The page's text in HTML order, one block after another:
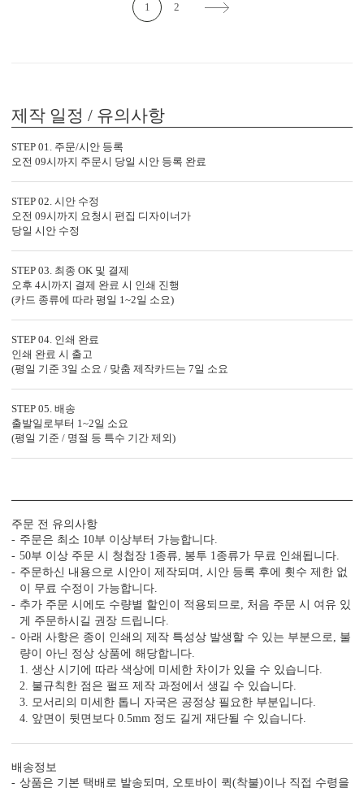
컬러 봉투
다양한 컬러 봉투가 준비되어 있습니다.
7가지, 퀄리티의 차이
가공 없는 엽서형, 2단 청첩장도 다 같은 퀄리티가 아닙니다.
청첩장은 화면만 보고 고르면 놓치는 부분이 많습니다.
주문 전에 아래 7가지는 꼭 확인해 보세요.
2. 400g과 350g의 고평량 용지
용지 두께는 청첩장의 첫인상과 품격을 결정합니다.
3. 1장씩 정밀 톰슨 재단
톰슨 재단이 한 장씩 이루어져야 상하좌우 여백이
고르게 맞습니다.
4. 무제한 전문가 수정 지원
청첩장은 처음이죠. 전문가의 도움을 받아 실수를
5. 예식장 약도 드로잉 무료 지원
1 2
제작 일정 / 유의사항
STEP 01. 주문/시안 등록
오전 09시까지 주문시 당일 시안 등록 완료
STEP 02. 시안 수정
오전 09시까지 요청시 편집 디자이너가
당일 시안 수정
STEP 03. 최종 OK 및 결제
오후 4시까지 결제 완료 시 인쇄 진행
(카드 종류에 따라 평일 1~2일 소요)
STEP 04. 인쇄 완료
인쇄 완료 시 출고
(평일 기준 3일 소요 / 맞춤 제작카드는 7일 소요
STEP 05. 배송
출발일로부터 1~2일 소요
(평일 기준 / 명절 등 특수 기간 제외)
주문 전 유의사항
주문은 최소 10부 이상부터 가능합니다.
50부 이상 주문 시 청첩장 1종류, 봉투 1종류가 무료 인쇄됩니다.
주문하신 내용으로 시안이 제작되며, 시안 등록 후에 횟수 제한 없
이 무료 수정이 가능합니다.
추가 주문 시에도 수량별 할인이 적용되므로, 처음 주문 시 여유 있
게 주문하시길 권장 드립니다.
아래 사항은 종이 인쇄의 제작 특성상 발생할 수 있는 부분으로, 불
량이 아닌 정상 상품에 해당합니다.
1. 생산 시기에 따라 색상에 미세한 차이가 있을 수 있습니다.
2. 불규칙한 점은 펄프 제작 과정에서 생길 수 있습니다.
3. 모서리의 미세한 톱니 자국은 공정상 필요한 부분입니다.
4. 앞면이 뒷면보다 0.5mm 정도 길게 재단될 수 있습니다.
배송정보
상품은 기본 택배로 발송되며, 오토바이 퀵(착불)이나 직접 수령을